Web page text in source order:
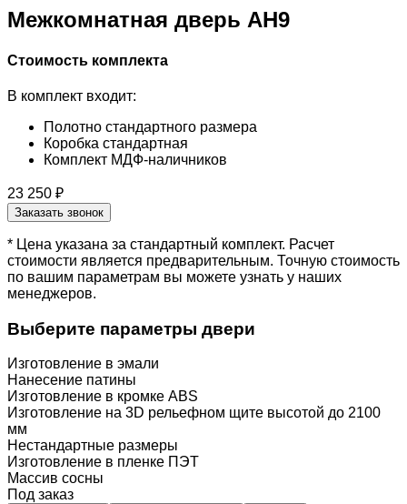
Межкомнатная дверь АН9
Стоимость комплекта
В комплект входит:
Полотно стандартного размера
Коробка стандартная
Комплект МДФ-наличников
23 250 ₽
Заказать звонок
* Цена указана за стандартный комплект. Расчет
стоимости является предварительным. Точную стоимость
по вашим параметрам вы можете узнать у наших
менеджеров.
Выберите параметры двери
Изготовление в эмали
Нанесение патины
Изготовление в кромке ABS
Изготовление на 3D рельефном щите высотой до 2100
мм
Нестандартные размеры
Изготовление в пленке ПЭТ
Массив сосны
Под заказ